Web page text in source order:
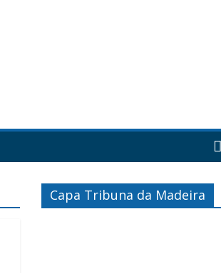
Capa Tribuna da Madeira